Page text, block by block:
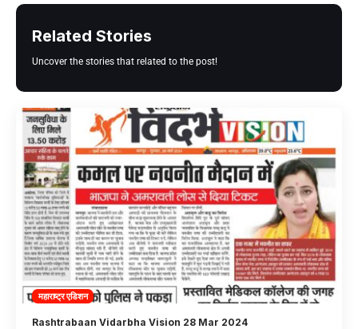
Related Stories
Uncover the stories that related to the post!
महाराष्ट्र एडिशन
Rashtrabaan Vidarbha Vision 28 Mar 2024